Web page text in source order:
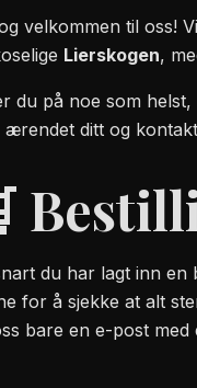
velkommen til oss!
Lierskogen,
du på noe som
ærendet ditt og
du har lagt inn en
for å sjekke at alt
bare en e-post med